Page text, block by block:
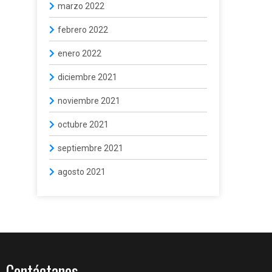
marzo 2022
febrero 2022
enero 2022
diciembre 2021
noviembre 2021
octubre 2021
septiembre 2021
agosto 2021